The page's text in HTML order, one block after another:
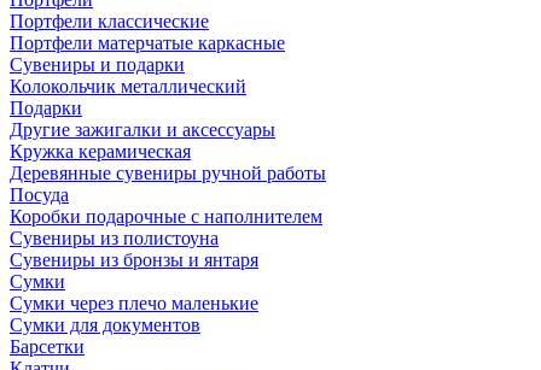
Портфели классические
Портфели матерчатые каркасные
Сувениры и подарки
Колокольчик металлический
Подарки
Другие зажигалки и аксессуары
Кружка керамическая
Деревянные сувениры ручной работы
Посуда
Коробки подарочные с наполнителем
Сувениры из полистоуна
Сувениры из бронзы и янтаря
Сумки
Сумки через плечо маленькие
Сумки для документов
Барсетки